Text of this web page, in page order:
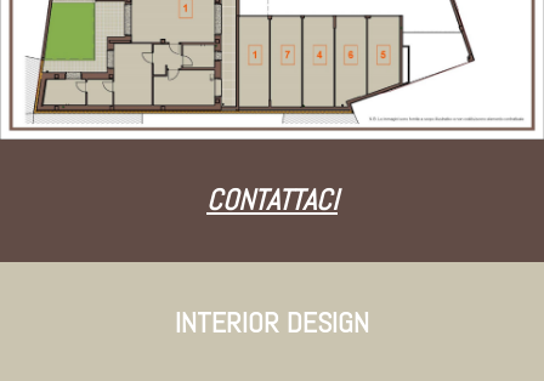
CONTATTACI
INTERIOR DESIGN